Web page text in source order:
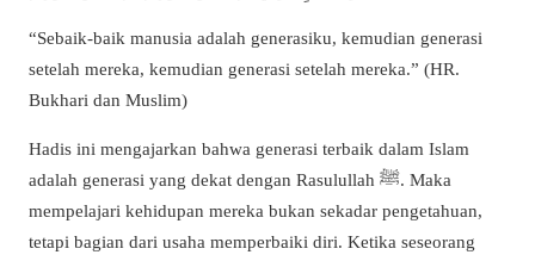
“Sebaik-baik manusia adalah generasiku, kemudian generasi
setelah mereka, kemudian generasi setelah mereka.” (HR.
Bukhari dan Muslim)
Hadis ini mengajarkan bahwa generasi terbaik dalam Islam
adalah generasi yang dekat dengan Rasulullah ﷺ. Maka
mempelajari kehidupan mereka bukan sekadar pengetahuan,
tetapi bagian dari usaha memperbaiki diri. Ketika seseorang